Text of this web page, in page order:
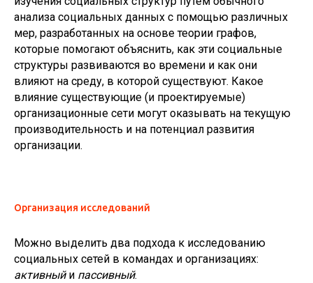
анализа социальных данных с помощью различных
мер, разработанных на основе теории графов,
которые помогают объяснить, как эти социальные
структуры развиваются во времени и как они
влияют на среду, в которой существуют. Какое
влияние существующие (и проектируемые)
организационные сети могут оказывать на текущую
производительность и на потенциал развития
организации.
Организация исследований
Можно выделить два подхода к исследованию
социальных сетей в командах и организациях:
активныйи пассивный.